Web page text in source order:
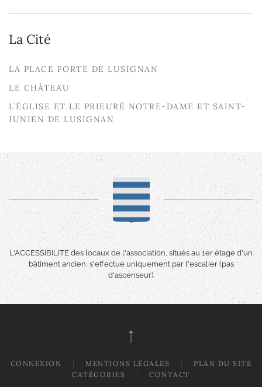
La Cité
LA PLACE FORTE DE LUSIGNAN
LE CHÂTEAU
L’ÉGLISE ET LE PRIEURÉ NOTRE-DAME ET SAINT-
JUNIEN DE LUSIGNAN
L'ACCESSIBILITE des locaux de l'association, situés au 1er étage d'un
bâtiment ancien, s'effectue uniquement par l'escalier (pas
d'ascenseur).
CONNEXION MENTIONS LÉGALES
PLAN DU SITE
CATÉGORIES
CONTACT